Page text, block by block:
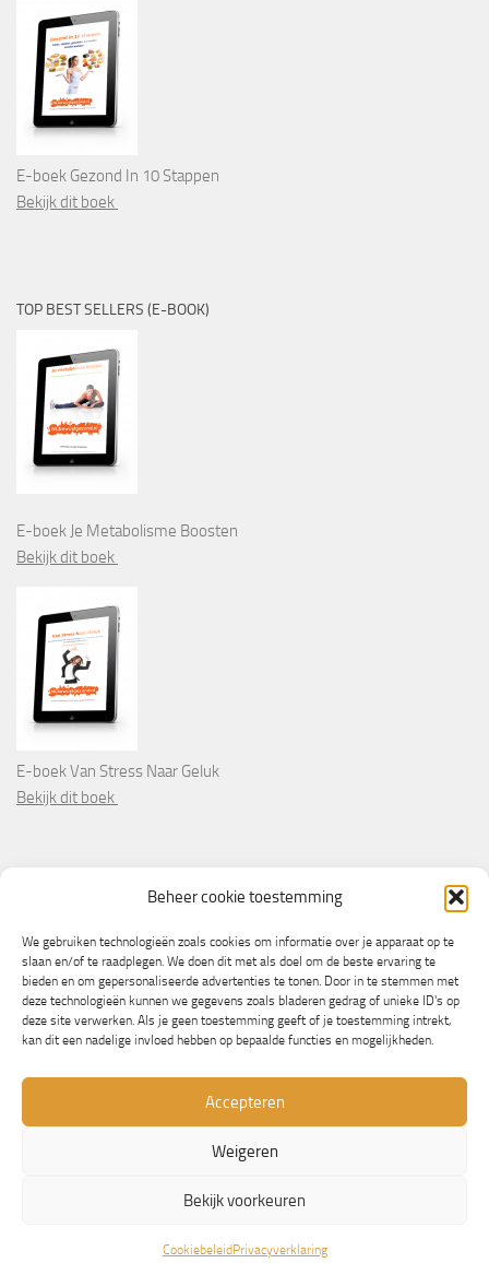
Beheer cookie toestemming
We gebruiken technologieën zoals cookies om informatie over je apparaat op te
slaan en/of te raadplegen. We doen dit met als doel om de beste ervaring te
bieden en om gepersonaliseerde advertenties te tonen. Door in te stemmen met
deze technologieën kunnen we gegevens zoals bladeren gedrag of unieke ID's op
deze site verwerken. Als je geen toestemming geeft of je toestemming intrekt,
kan dit een nadelige invloed hebben op bepaalde functies en mogelijkheden.
Accepteren
Weigeren
Bekijk voorkeuren
CookiebeleidPrivacyverklaring
E-boek Gezond In 10 Stappen
Bekijk dit boek
TOP BEST SELLERS (E-BOOK)
E-boek Je Metabolisme Boosten
Bekijk dit boek
E-boek Van Stress Naar Geluk
Bekijk dit boek
- Ontworpen met de